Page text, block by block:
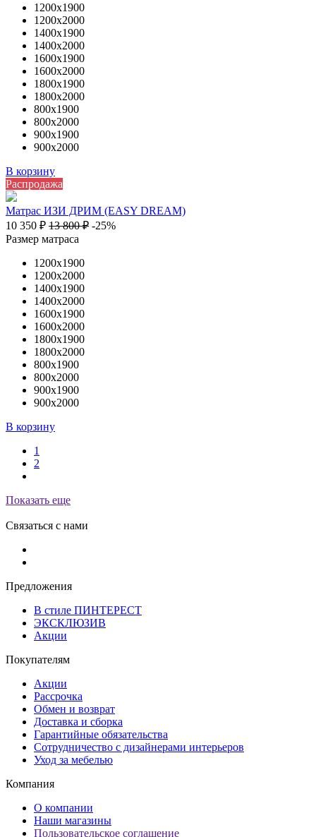
1200х1900
1200х2000
1400х1900
1400х2000
1600х1900
1600х2000
1800х1900
1800х2000
800х1900
800х2000
900х1900
900х2000
В корзину
Распродажа
Матрас ИЗИ ДРИМ (EASY DREAM)
10 350 ₽ 13 800₽ -25%
Размер матраса
1200х1900
1200х2000
1400х1900
1400х2000
1600х1900
1600х2000
1800х1900
1800х2000
800х1900
800х2000
900х1900
900х2000
В корзину
1
2
Показать еще
Связаться с нами
Предложения
В стиле ПИНТЕРЕСТ
ЭКСКЛЮЗИВ
Акции
Покупателям
Акции
Рассрочка
Обмен и возврат
Доставка и сборка
Гарантийные обязательства
Сотрудничество с дизайнерами интерьеров
Уход за мебелью
Компания
О компании
Наши магазины
Пользовательское соглашение